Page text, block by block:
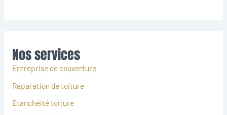
Nos services
Entreprise de couverture
Réparation de toiture
Etanchéité toiture